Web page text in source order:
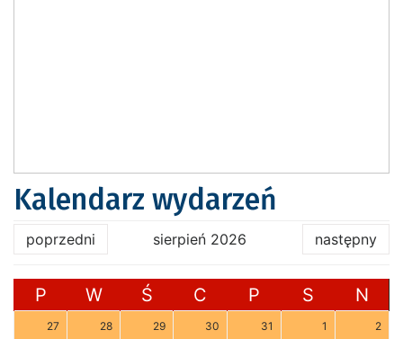
Kalendarz wydarzeń
poprzedni sierpień 2026 następny
P W Ś C P S N
27 28 29 30 31 1 2